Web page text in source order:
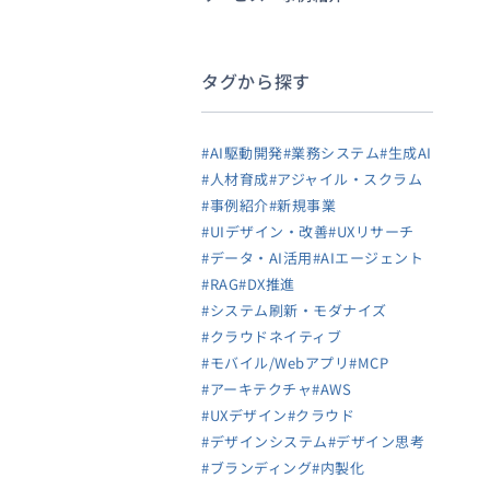
タグから探す
#AI駆動開発#業務システム#生成AI
#人材育成#アジャイル・スクラム
#事例紹介#新規事業
#UIデザイン・改善#UXリサーチ
#データ・AI活用#AIエージェント
#RAG#DX推進
#システム刷新・モダナイズ
#クラウドネイティブ
#モバイル/Webアプリ#MCP
#アーキテクチャ#AWS
#UXデザイン#クラウド
#デザインシステム#デザイン思考
#ブランディング#内製化